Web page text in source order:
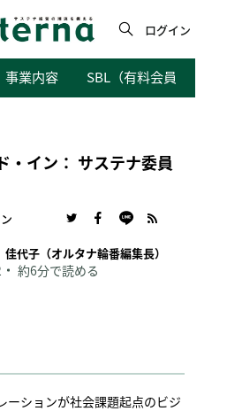
ログイン
事業内容 SBL（有料会員向けサ
・イン： サステナ委員
代子（オルタナ輪番編集長）
約6分で読める
ーションが社会課題起点のビジ